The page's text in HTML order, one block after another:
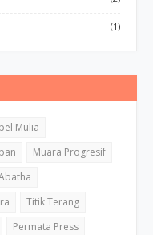
(1)
Mulia
Muara Progresif
Titik Terang
Permata Press